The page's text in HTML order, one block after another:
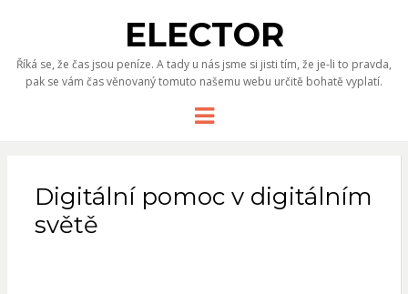
ELECTOR
Říká se, že čas jsou peníze. A tady u nás jsme si jisti tím, že je-li to pravda,
pak se vám čas věnovaný tomuto našemu webu určitě bohatě vyplatí.
Menu
Digitální pomoc v digitálním
světě